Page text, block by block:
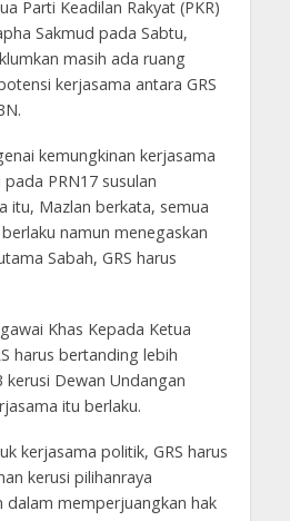
Parti Keadilan Rakyat (PKR)
Sakmud pada Sabtu,
masih ada ruang
kerjasama antara GRS
kemungkinan kerjasama
PRN17 susulan
itu, Mazlan berkata, semua
namun menegaskan
Sabah, GRS harus
Khas Kepada Ketua
harus bertanding lebih
Dewan Undangan
itu berlaku.
kerjasama politik, GRS harus
kerusi pilihanraya
dalam memperjuangkan hak